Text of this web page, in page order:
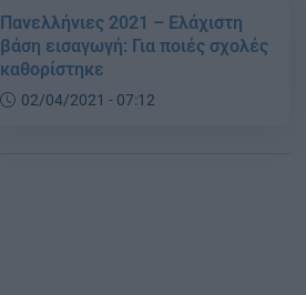
Πανελλήνιες 2021 – Ελάχιστη
βάση εισαγωγή: Για ποιές σχολές
καθορίστηκε
02/04/2021 - 07:12